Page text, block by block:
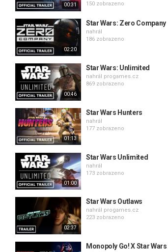
00:31
150 zobrazeno
02:20
Star Wars: Zero Company
nahrál
186 zobrazeno
00:46
Star Wars: Unlimited
nahrál progames.cz
869 zobrazeno
01:13
Star Wars Hunters
nahrál
177 zobrazeno
01:00
Star Wars Unlimited
nahrál
173 zobrazeno
02:37
Star Wars Outlaws
nahrál progames.cz
223 zobrazeno
Monopoly Go! X Star Wars